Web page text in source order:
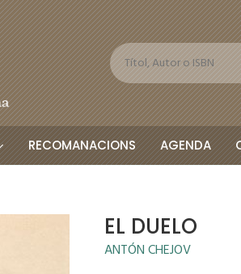
RECOMANACIONS AGENDA
EL DUELO
ANTÓN CHEJOV